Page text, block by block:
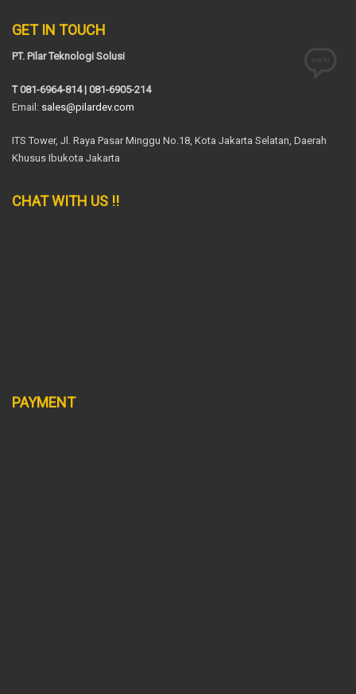
GET IN TOUCH
PT. Pilar Teknologi Solusi
T 081-6964-814 | 081-6905-214
Email: sales@pilardev.com
ITS Tower, Jl. Raya Pasar Minggu No.18, Kota Jakarta Selatan, Daerah
Khusus Ibukota Jakarta
CHAT WITH US !!
PAYMENT